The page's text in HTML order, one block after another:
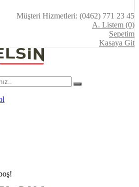
Müşteri Hizmetleri: (0462) 771 23 45
A. Listem (0)
Sepetim
Kasaya Git